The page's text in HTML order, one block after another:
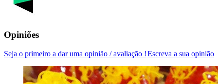
Opiniões
Escreva a sua opinião
Seja o primeiro a dar uma opinião / avaliação !